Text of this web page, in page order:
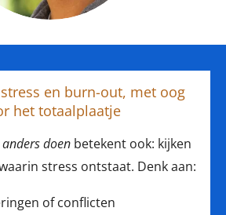
en burn-out, met oog
het totaalplaatje
doen betekent ook: kijken
stress ontstaat. Denk aan:
of conflicten